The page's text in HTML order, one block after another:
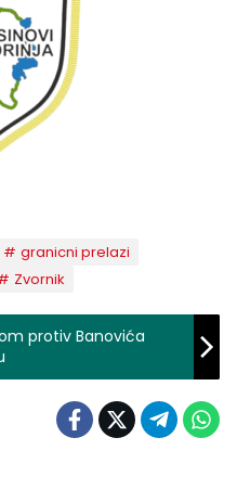
granicni prelazi
Zvornik
protiv Banovića